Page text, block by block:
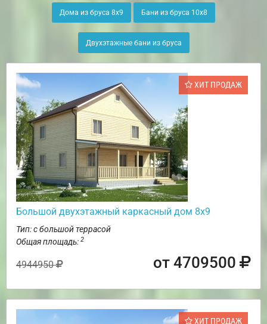
Дома из бруса 8х9 Бани из бруса 10х8
Двухэтажные бани из бруса
ХИТ ПРОДАЖ
Большой двухэтажный каркасный дом 8х9
Тип: с большой террасой
Общая площадь: 2
4944950 от 4709500
ХИТ ПРОДАЖ